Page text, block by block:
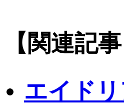
【関連記事
エイド